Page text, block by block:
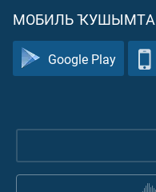
МОБИЛЬ ҠУШЫМТА
Google Play